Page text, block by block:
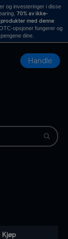
og investeringer i disse
70% av ikke-
med denne
opsjoner fungerer og
dine.
Handle
Kjøp